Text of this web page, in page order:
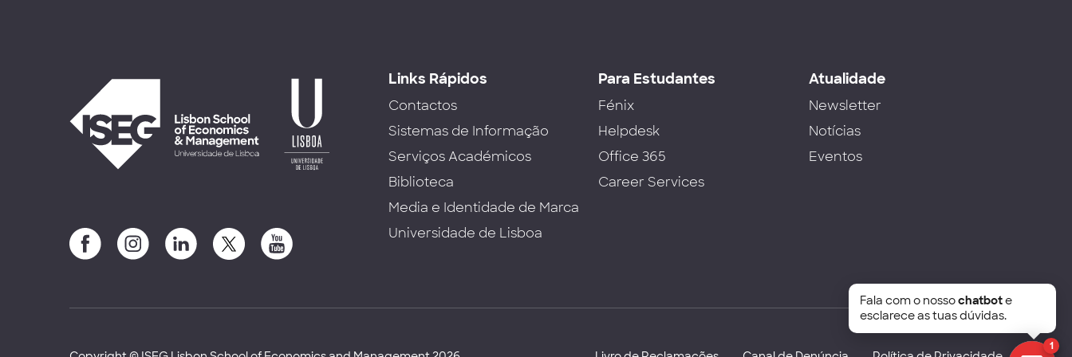
Links Rápidos
Contactos
Sistemas de Informação
Serviços Académicos
Biblioteca
Media e Identidade de Marca
Universidade de Lisboa
Para Estudantes
Fénix
Helpdesk
Office 365
Career Services
Atualidade
Newsletter
Notícias
Eventos
1
Fala com o nossochatbote
esclarece as tuas dúvidas.